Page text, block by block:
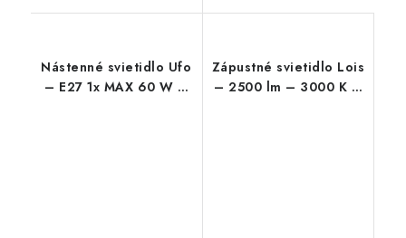
Nástenné svietidlo Ufo
– E27 1x MAX 60 W –
Zápustné svietidlo Lois
– 2500 lm – 3000 K –